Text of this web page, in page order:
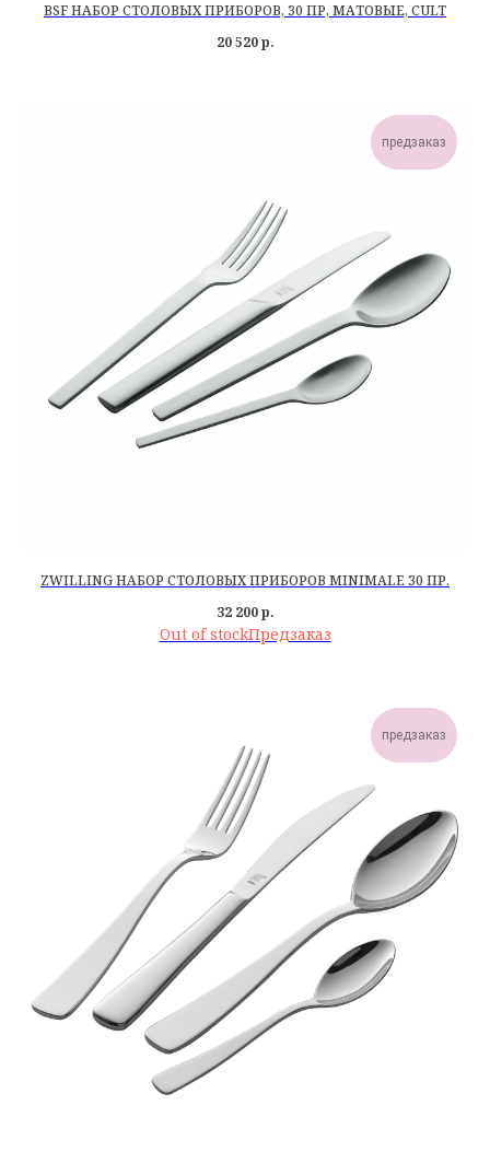
BSF НАБОР СТОЛОВЫХ ПРИБОРОВ, 30 ПР, МАТОВЫЕ, CULT
20 520 р.
предзаказ
ZWILLING НАБОР СТОЛОВЫХ ПРИБОРОВ MINIMALE 30 ПР.
32 200 р.
Out of stock
предзаказ